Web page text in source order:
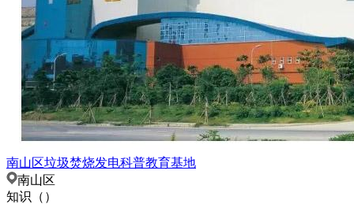
南山区垃圾焚烧发电科普教育基地
南山区
知识（ ）